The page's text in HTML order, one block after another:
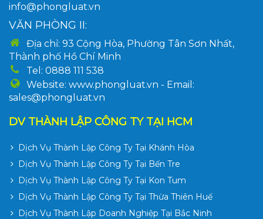
info@phongluat.vn
VĂN PHÒNG II:
Địa chỉ: 93 Cộng Hòa, Phường Tân Sơn Nhất,
Thành phố Hồ Chí Minh
Tel: 0888 111 538
Website: www.phongluat.vn - Email:
sales@phongluat.vn
DV THÀNH LẬP CÔNG TY TẠI HCM
Dịch Vụ Thành Lập Công Ty Tại Khánh Hòa
Dịch Vụ Thành Lập Công Ty Tại Bến Tre
Dịch Vụ Thành Lập Công Ty Tại Kon Tum
Dịch Vụ Thành Lập Công Ty Tại Thừa Thiên Huế
Dịch Vụ Thành Lập Doanh Nghiệp Tại Bắc Ninh